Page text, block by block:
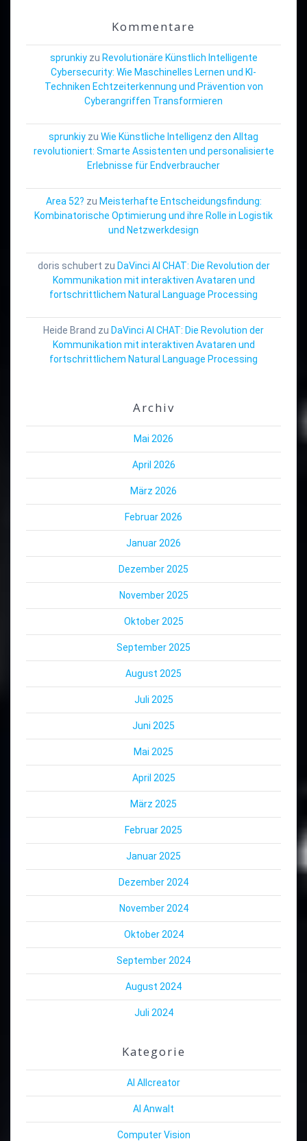
Kommentare
sprunkiyzu Revolutionäre Künstlich Intelligente
Cybersecurity: Wie Maschinelles Lernen und KI-
Techniken Echtzeiterkennung und Prävention von
Cyberangriffen Transformieren
sprunkiy zu Wie Künstliche Intelligenz den Alltag
revolutioniert: Smarte Assistenten und personalisierte
Erlebnisse für Endverbraucher
Area 52? zu Meisterhafte Entscheidungsfindung:
Kombinatorische Optimierung und ihre Rolle in Logistik
und Netzwerkdesign
doris schubert zu DaVinci AI CHAT: Die Revolution der
Kommunikation mit interaktiven Avataren und
fortschrittlichem Natural Language Processing
Heide Brand zu DaVinci AI CHAT: Die Revolution der
Kommunikation mit interaktiven Avataren und
fortschrittlichem Natural Language Processing
Archiv
Mai 2026
April 2026
März 2026
Februar 2026
Januar 2026
Dezember 2025
November 2025
Oktober 2025
September 2025
August 2025
Juli 2025
Juni 2025
Mai 2025
April 2025
März 2025
Februar 2025
Januar 2025
Dezember 2024
November 2024
Oktober 2024
September 2024
August 2024
Juli 2024
Kategorie
AI Allcreator
AI Anwalt
Computer Vision